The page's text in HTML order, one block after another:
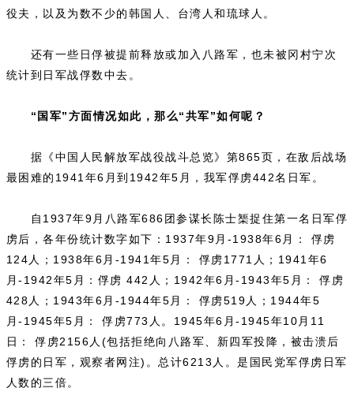
役夫，以及为数不少的韩国人、台湾人和琉球人。
还有一些日俘被提前释放或加入八路军，也未被冈村宁次
统计到日军战俘数中去。
“国军”方面情况如此，那么“共军”如何呢？
据《中国人民解放军战役战斗总览》第865页，在敌后战场
最困难的1941年6月到1942年5月，我军俘虏442名日军。
自1937年9月八路军686团参谋长陈士榘捉住第一名日军俘
虏后，各年份统计数字如下：1937年9月-1938年6月： 俘虏
124人；1938年6月-1941年5月： 俘虏1771人；1941年6
月-1942年5月：俘虏 442人；1942年6月-1943年5月： 俘虏
428人；1943年6月-1944年5月： 俘虏519人；1944年5
月-1945年5月： 俘虏773人。1945年6月-1945年10月11
日： 俘虏2156人(包括拒绝向八路军、新四军投降，被击溃后
俘虏的日军，观察者网注)。总计6213人。是国民党军俘虏日军
人数的三倍。